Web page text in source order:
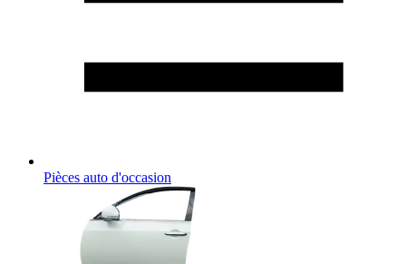
Pièces auto d'occasion